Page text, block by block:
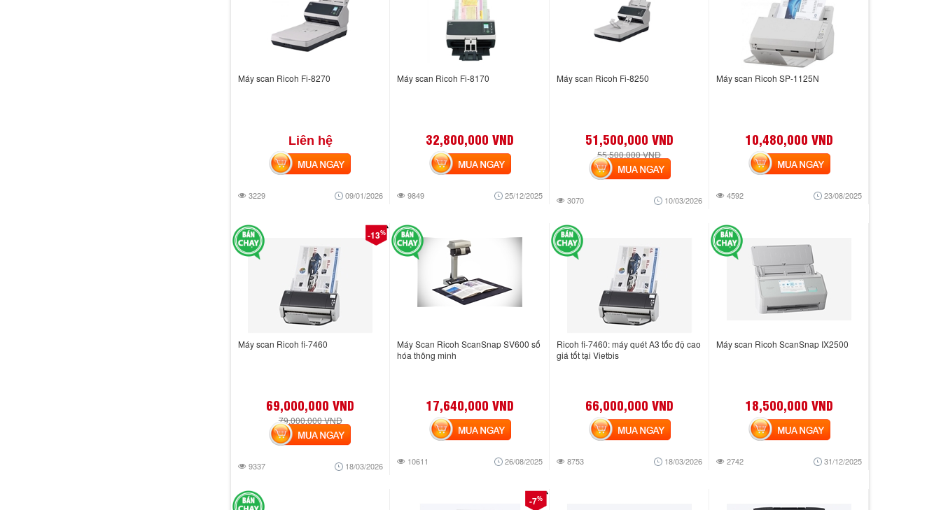
Máy scan Ricoh Fi-8270
Liên hệ
3229 09/01/2026
MUA NGAY
Máy scan Ricoh Fi-8170
32,800,000 VND
9849 25/12/2025
MUA NGAY
Máy scan Ricoh Fi-8250
51,500,000 VND
55,500,000 VND
3070 10/03/2026
MUA NGAY
Máy scan Ricoh SP-1125N
10,480,000 VND
4592 23/08/2025
MUA NGAY
-13%
Máy scan Ricoh fi-7460
69,000,000 VND
79,000,000 VND
9337 18/03/2026
MUA NGAY
Máy Scan Ricoh ScanSnap SV600 số
hóa thông minh
17,640,000 VND
10611 26/08/2025
MUA NGAY
Ricoh fi-7460: máy quét A3 tốc độ cao
giá tốt tại Vietbis
66,000,000 VND
8753 18/03/2026
MUA NGAY
Máy scan Ricoh ScanSnap IX2500
18,500,000 VND
2742 31/12/2025
MUA NGAY
-7%